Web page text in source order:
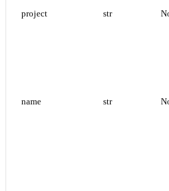
project str
name str